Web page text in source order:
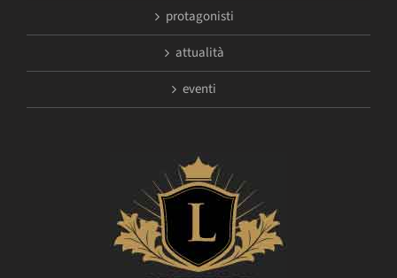
protagonisti
attualità
eventi